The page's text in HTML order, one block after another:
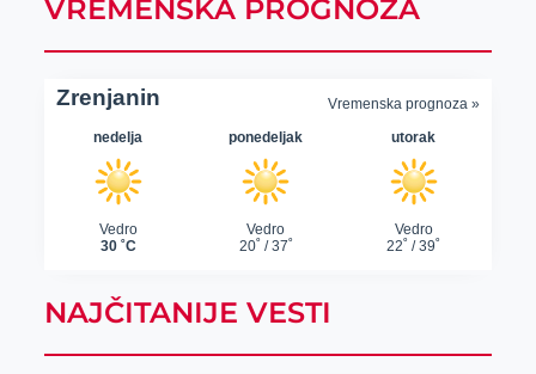
VREMENSKA PROGNOZA
NAJČITANIJE VESTI